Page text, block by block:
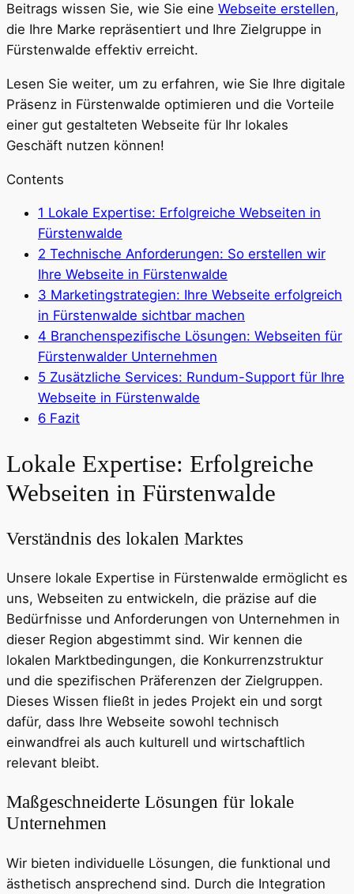
Beitrags wissen Sie, wie Sie eine Webseite erstellen,
die Ihre Marke repräsentiert und Ihre Zielgruppe in
Fürstenwalde effektiv erreicht.
Lesen Sie weiter, um zu erfahren, wie Sie Ihre digitale
Präsenz in Fürstenwalde optimieren und die Vorteile
einer gut gestalteten Webseite für Ihr lokales
Geschäft nutzen können!
Contents
1 Lokale Expertise: Erfolgreiche Webseiten in
Fürstenwalde
2 Technische Anforderungen: So erstellen wir
Ihre Webseite in Fürstenwalde
3 Marketingstrategien: Ihre Webseite erfolgreich
in Fürstenwalde sichtbar machen
4 Branchenspezifische Lösungen: Webseiten für
Fürstenwalder Unternehmen
5 Zusätzliche Services: Rundum-Support für Ihre
Webseite in Fürstenwalde
6 Fazit
Lokale Expertise: Erfolgreiche
Webseiten in Fürstenwalde
Verständnis des lokalen Marktes
Unsere lokale Expertise in Fürstenwalde ermöglicht es
uns, Webseiten zu entwickeln, die präzise auf die
Bedürfnisse und Anforderungen von Unternehmen in
dieser Region abgestimmt sind. Wir kennen die
lokalen Marktbedingungen, die Konkurrenzstruktur
und die spezifischen Präferenzen der Zielgruppen.
Dieses Wissen fließt in jedes Projekt ein und sorgt
dafür, dass Ihre Webseite sowohl technisch
einwandfrei als auch kulturell und wirtschaftlich
relevant bleibt.
Maßgeschneiderte Lösungen für lokale
Unternehmen
Wir bieten individuelle Lösungen, die funktional und
ästhetisch ansprechend sind. Durch die Integration